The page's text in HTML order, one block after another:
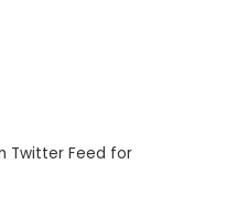
Twitter Feed for